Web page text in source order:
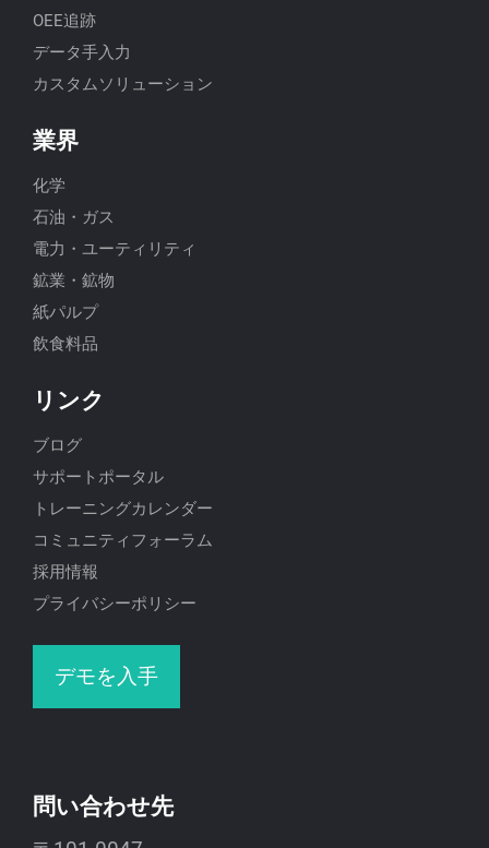
問い合わせ先
OEE追跡
データ手入力
カスタムソリューション
業界
化学
石油・ガス
電力・ユーティリティ
鉱業・鉱物
紙パルプ
飲食料品
リンク
ブログ
サポートポータル
トレーニングカレンダー
コミュニティフォーラム
採用情報
プライバシーポリシー
デモを入手